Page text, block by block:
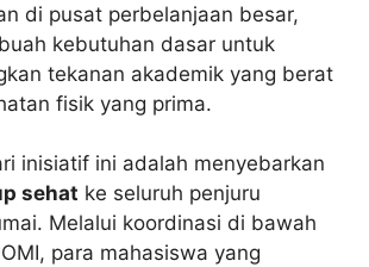
di pusat perbelanjaan besar,
kebutuhan dasar untuk
tekanan akademik yang berat
fisik yang prima.
inisiatif ini adalah menyebarkan
sehat ke seluruh penjuru
Melalui koordinasi di bawah
para mahasiswa yang